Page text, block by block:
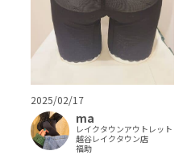
2025/02/17
ma
レイクタウンアウトレット
越谷レイクタウン店
福助